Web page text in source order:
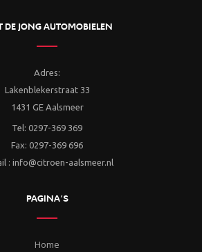
DE JONG AUTOMOBIELEN
Adres:
Lakenblekerstraat 33
1431 GE Aalsmeer
Tel: 0297-369 369
Fax: 0297-369 696
: info@citroen-aalsmeer.nl
PAGINA’S
Home